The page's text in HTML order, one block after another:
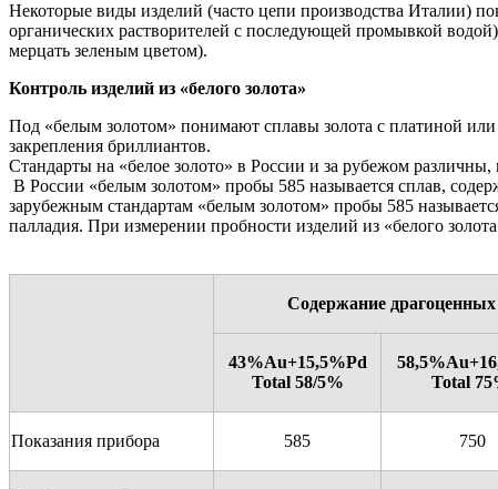
Некоторые виды изделий (часто цепи производства Италии)
органических растворителей с последующей промывкой
мерцать зеленым цветом).
Контроль изделий из «белого золота»
Под «белым золотом» понимают сплавы золота с платиной
закрепления бриллиантов.
Стандарты на «белое золото» в России и за рубежом
В России «белым золотом» пробы 585 называется сплав,
зарубежным стандартам «белым золотом» пробы 585
палладия. При измерении пробности изделий из «белого
Содержание
43%Аu+15,5%Рd
Тоtal 58/5%
Тоtаl
Показания прибора 585 750